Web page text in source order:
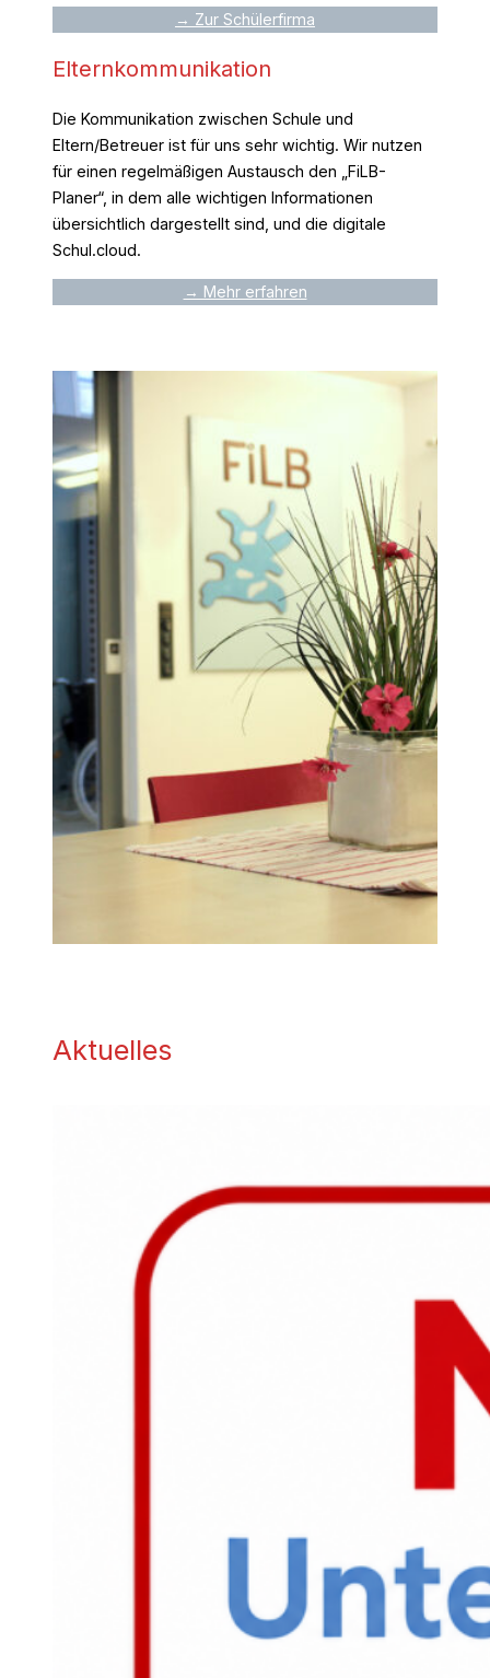
→ Zur Schülerfirma
Elternkommunikation
Die Kommunikation zwischen Schule und
Eltern/Betreuer ist für uns sehr wichtig. Wir nutzen
für einen regelmäßigen Austausch den „FiLB-
Planer“, in dem alle wichtigen Informationen
übersichtlich dargestellt sind, und die digitale
Schul.cloud.
→ Mehr erfahren
Aktuelles